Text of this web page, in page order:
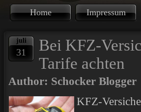
Home Impressum
juli
31
Bei KFZ-
Tarife achten
Author: Schocker
KFZ-